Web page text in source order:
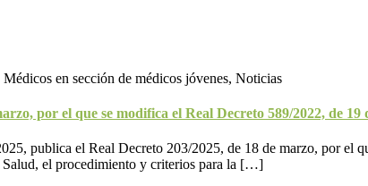
en sección de médicos jóvenes, Noticias
por el que se modifica el Real Decreto 589/2022, de 19
publica el Real Decreto 203/2025, de 18 de marzo, por el
Salud, el procedimiento y criterios para la […]